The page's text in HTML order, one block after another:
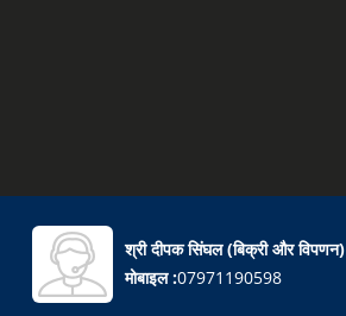
श्री दीपक सिंघल(बिक्री और विपणन)
मोबाइल :07971190598